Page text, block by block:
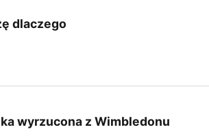
dlaczego
wyrzucona z Wimbledonu